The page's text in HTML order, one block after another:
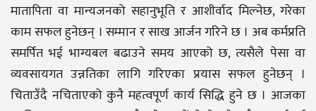
मातापिता वा मान्यजनको सहानुभूति र आशीर्वाद मिल्नेछ, गरेका
काम सफल हुनेछन् । सम्मान र साख आर्जन गरिने छ । अब कर्मप्रति
समर्पित भई भाग्यबल बढाउने समय आएको छ, त्यसैले पेसा वा
व्यवसायगत उन्नतिका लागि गरिएका प्रयास सफल हुनेछन् ।
चिताउँदै नचिताएको कुनै महत्वपूर्ण कार्य सिद्धि हुने छ । आजका